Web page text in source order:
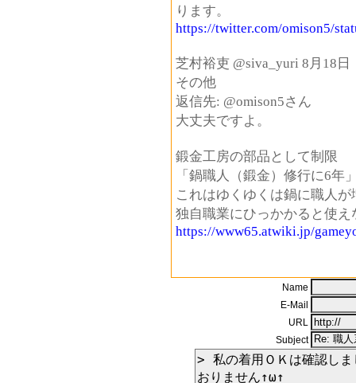
ります。
https://twitter.com/omison5/
芝村裕吏‏ @siva_yuri 8月18日
その他
返信先: @omison5さん
大丈夫ですよ。
鍛金工房の部品として制限
「鍋職人（鍛金）修行に6年
これはゆくゆくは鍋に職人
独自職業にひっかかると使え
https://www65.atwiki.jp/
Name
E-Mail
URL
Subject